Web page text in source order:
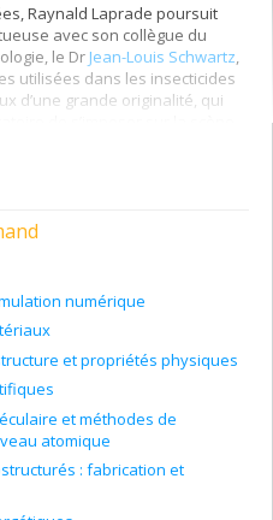
Raynald Laprade poursuit
avec son collègue du
le Dr Jean-Louis Schwartz
utilisées dans les insecticides
d’une grande originalité, qui
sont à l’origine de deux
la formation du
regroupe des chercheurs
et la création du
On lui doit également la mise en
80, du Groupe de recherche
qui deviendra plus tard le
membranaires. Plus
s’est intéressé à la microscopie
application dans l’étude des
numérique
et propriétés physiques
et méthodes de
atomique
: fabrication et